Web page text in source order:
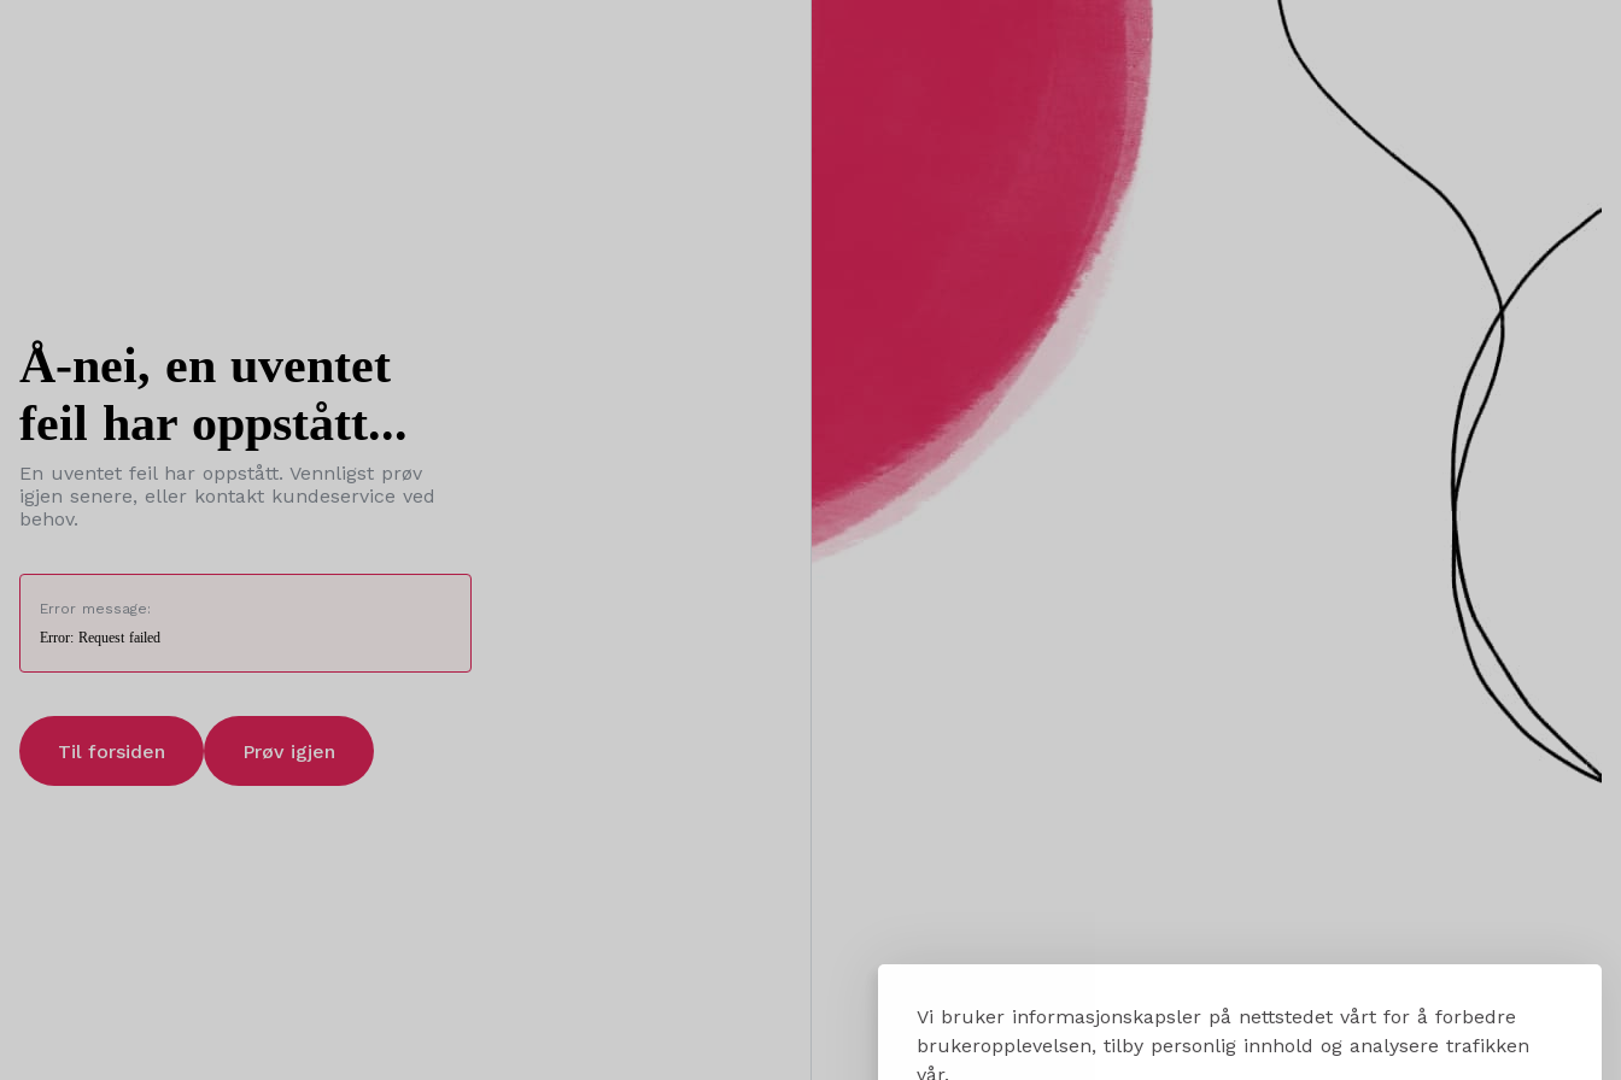
Vi bruker informasjonskapsler på nettstedet vårt for å forbedre
brukeropplevelsen, tilby personlig innhold og analysere trafikken
vår.
Å-nei, en uventet
feil har oppstått...
En uventet feil har oppstått. Vennligst prøv
igjen senere, eller kontakt kundeservice ved
behov.
Error message:
Error: Request failed
Til forsiden Prøv igjen